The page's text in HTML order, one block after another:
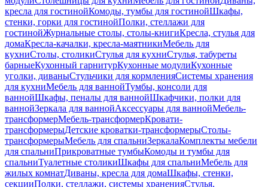
кресла для гостинойКомоды, тумбы для гостинойШкафы,
стенки, горки для гостинойПолки, стеллажи для
гостинойЖурнальные столы, столы-книгиКресла, стулья для
домаКресла-качалки, кресла-маятникиМебель для
кухниСтолы, столикиСтулья для кухниСтулья, табуреты
барныеКухонный гарнитурКухонные модулиКухонные
уголки, диваныСтульчики для кормленияСистемы хранения
для кухниМебель для ваннойТумбы, консоли для
ваннойШкафы, пеналы для ваннойШкафчики, полки для
ваннойЗеркала для ваннойАксессуары для ваннойМебель-
трансформерМебель-трансформерКровати-
трансформерыДетские кроватки-трансформерыСтолы-
трансформерыМебель для спальниЗеркалаКомплекты мебели
для спальниПрикроватные тумбыКомоды и тумбы для
спальниТуалетные столикиШкафы для спальниМебель для
жилых комнатДиваны, кресла для домаШкафы, стенки,
секцииПолки, стеллажи, системы храненияСтулья,